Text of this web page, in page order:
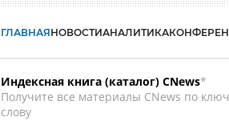
ГЛАВНАЯНОВОСТИАНАЛИТИКА
Индексная книга (каталог) CNews*
Получите все материалы CNews по
слову